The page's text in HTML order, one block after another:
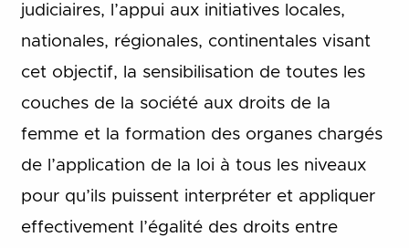
judiciaires, l’appui aux initiatives locales,
nationales, régionales, continentales visant
cet objectif, la sensibilisation de toutes les
couches de la société aux droits de la
femme et la formation des organes chargés
de l’application de la loi à tous les niveaux
pour qu’ils puissent interpréter et appliquer
effectivement l’égalité des droits entre